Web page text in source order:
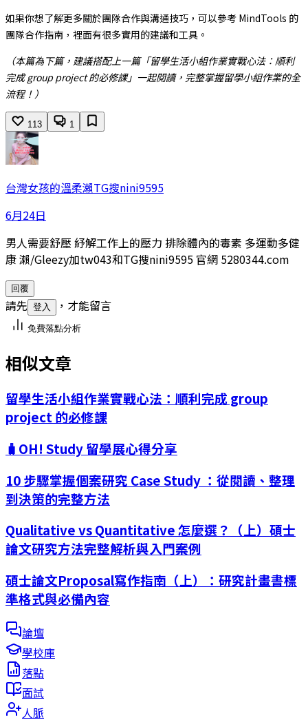
如果你想了解更多關於團隊合作與溝通技巧，可以參考 MindTools 的
團隊合作指南，裡面有很多實用的建議和工具。
（本篇為下篇，建議搭配上一篇「留學生活小組作業實戰心法：順利
完成 group project 的必修課」一起閱讀，完整掌握留學小組作業的全
流程！）
113 1
台灣女孩的溫柔瀨TG搜nini9595
6月24日
男人需要舒壓 紓解工作上的壓力 排除體內的毒素 多運動多健
康 瀨/Gleezy加tw043和TG搜nini9595 官網 5280344.com
回覆
請先 登入 ，才能留言
免費落點分析
相似文章
留學生活小組作業實戰心法：順利完成 group
project 的必修課
🧳OH! Study 留學展心得分享
10 步驟掌握個案研究 Case Study ：從閱讀、整理
到決策的完整方法
Qualitative vs Quantitative 怎麼選？（上）碩士
論文研究方法完整解析與入門案例
碩士論文Proposal寫作指南（上）：研究計畫書標
準格式與必備內容
論壇
學校庫
落點
面試
人脈